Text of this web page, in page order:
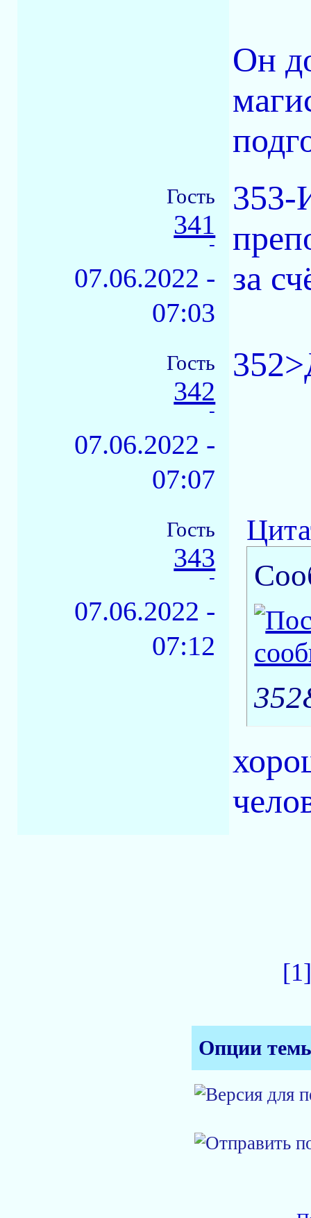
Он
Гость
341
-
07.06.2022 -
07:03
353-
за
Гость
342
-
07.06.2022 -
07:07
Гость
343
-
07.06.2022 -
07:12
Опции